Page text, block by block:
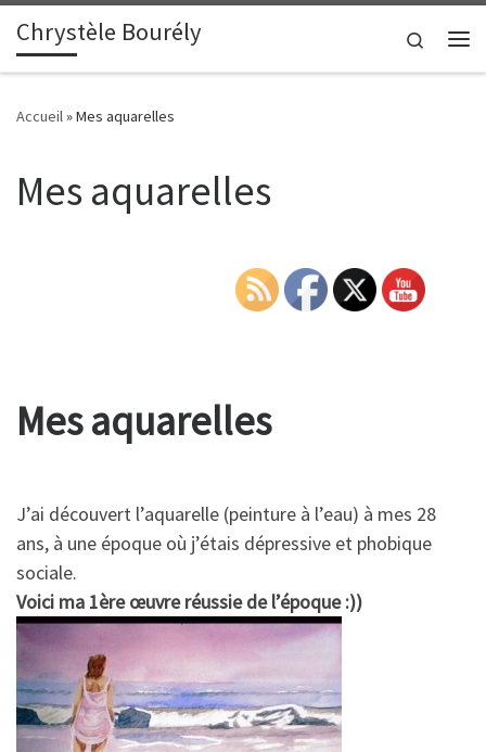
Passer au contenu
Chrystèle Bourély
Search
Accueil»Mes aquarelles
Mes aquarelles
Mes aquarelles
J’ai découvert l’aquarelle (peinture à l’eau) à mes 28
ans, à une époque où j’étais dépressive et phobique
sociale.
Voici ma 1ère œuvre réussie de l’époque :))